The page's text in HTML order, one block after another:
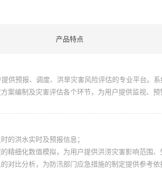
产品特点
供预报、调度、洪旱灾害风险评估的专业平台。
案编制及灾害评估各个环节，为用户提供监视、预
的洪水实时及预报信息；
精细化数值模拟，为用户提供洪涝灾害影响范围
对比分析，为防汛部门应急措施的制定提供参考依